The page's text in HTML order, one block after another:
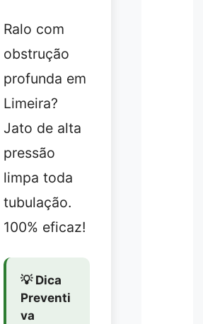
Ralo com
obstrução
profunda em
Limeira?
Jato de alta
pressão
limpa toda
tubulação.
100% eficaz!
💡 Dica
Preventi
va